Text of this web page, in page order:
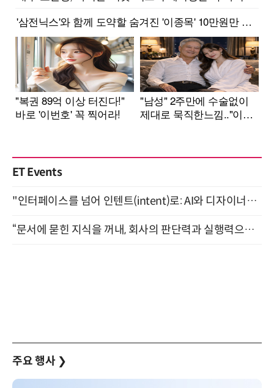
ET Events
"인터페이스를 넘어 인텐트(intent)로: AI와 디자이너가 함께 만드는 공존의 UX" 강남역 (9/2)
“문서에 묻힌 지식을 꺼내, 회사의 판단력과 실행력으로 바꾸다” (8/20)
주요 행사 ❯